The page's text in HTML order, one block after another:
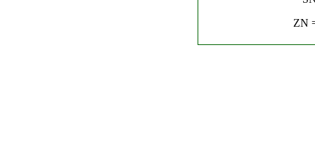
ZN